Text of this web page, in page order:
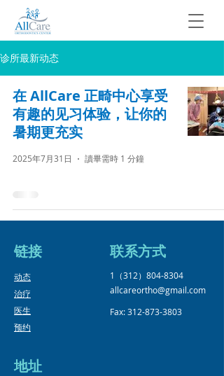
诊所最新动态
在 AllCare 正畸中心享受
有趣的见习体验，让你的
暑期更充实
2025年7月31日 讀畢需時 1 分鐘
链接
​动态
治疗
医生
预约
​联系方式
1（312）804-8304
allcareortho@gmail.com
Fax:312-873-3803
地址